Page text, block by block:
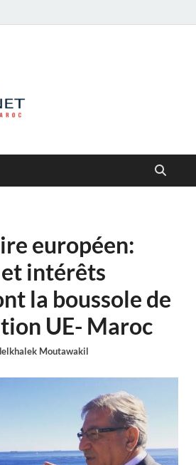
européen:
intérêts
la boussole de
UE- Maroc
Moutawakil